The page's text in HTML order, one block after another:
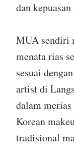
dan
MUA sendiri
menata rias
sesuai
artist di
dalam
Korean
tradisional